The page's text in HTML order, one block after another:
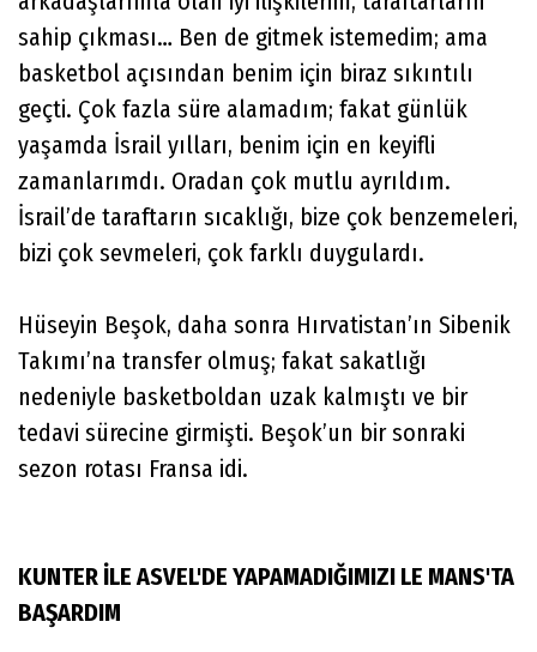
sahip çıkması… Ben de gitmek istemedim; ama
basketbol açısından benim için biraz sıkıntılı
geçti. Çok fazla süre alamadım; fakat günlük
yaşamda İsrail yılları, benim için en keyifli
zamanlarımdı. Oradan çok mutlu ayrıldım.
İsrail’de taraftarın sıcaklığı, bize çok benzemeleri,
bizi çok sevmeleri, çok farklı duygulardı.
Hüseyin Beşok, daha sonra Hırvatistan’ın Sibenik
Takımı’na transfer olmuş; fakat sakatlığı
nedeniyle basketboldan uzak kalmıştı ve bir
tedavi sürecine girmişti. Beşok’un bir sonraki
sezon rotası Fransa idi.
KUNTER İLE ASVEL'DE YAPAMADIĞIMIZI LE MANS'TA
BAŞARDIM